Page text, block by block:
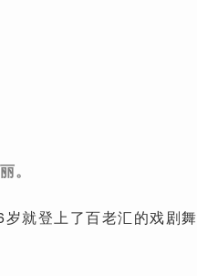
。
就登上了百老汇的戏剧舞